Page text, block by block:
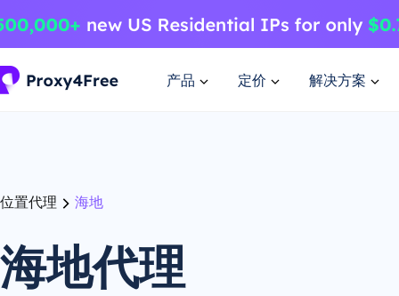
产品 定价 解决方案
位置代理 海地
海地代理